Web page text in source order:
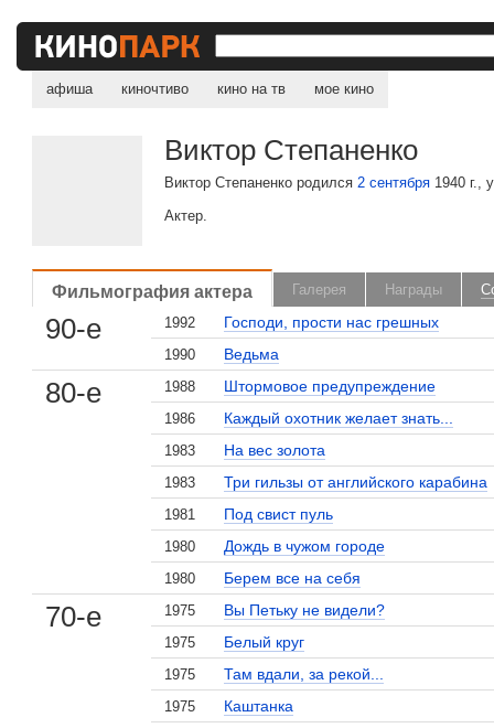
афиша киночтиво кино на тв мое кино
Виктор Степаненко
Виктор Степаненко родился2 сентября 1940 г.,
Актер.
Фильмография актера Галерея Награды
90-е 1992 Господи, прости нас грешных
1990 Ведьма
80-е 1988 Штормовое предупреждение
1986 Каждый охотник желает знать...
1983 На вес золота
1983 Три гильзы от английского карабина
1981 Под свист пуль
1980 Дождь в чужом городе
1980 Берем все на себя
70-е 1975 Вы Петьку не видели?
1975 Белый круг
1975 Там вдали, за рекой...
1975 Каштанка
, поделитесь своим мнением